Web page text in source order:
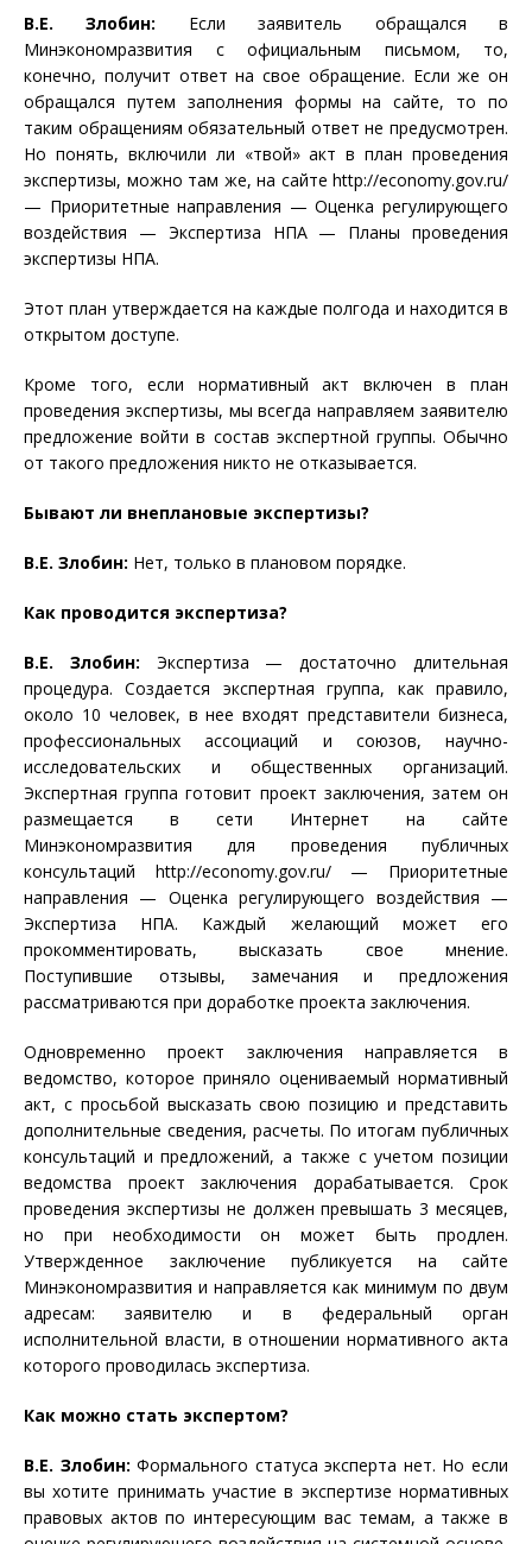
В.Е. Злобин: Если заявитель обращался в
Минэкономразвития с официальным письмом, то,
конечно, получит ответ на свое обращение. Если же он
обращался путем заполнения формы на сайте, то по
таким обращениям обязательный ответ не предусмотрен.
Но понять, включили ли «твой» акт в план проведения
экспертизы, можно там же, на сайте http://economy.gov.ru/
— Приоритетные направления — Оценка регулирующего
воздействия — Экспертиза НПА — Планы проведения
экспертизы НПА.
Этот план утверждается на каждые полгода и находится в
открытом доступе.
Кроме того, если нормативный акт включен в план
проведения экспертизы, мы всегда направляем заявителю
предложение войти в состав экспертной группы. Обычно
от такого предложения никто не отказывается.
Бывают ли внеплановые экспертизы?
В.Е. Злобин: Нет, только в плановом порядке.
Как проводится экспертиза?
В.Е. Злобин: Экспертиза — достаточно длительная
процедура. Создается экспертная группа, как правило,
около 10 человек, в нее входят представители бизнеса,
профессиональных ассоциаций и союзов, научно-
исследовательских и общественных организаций.
Экспертная группа готовит проект заключения, затем он
размещается в сети Интернет на сайте
Минэкономразвития для проведения публичных
консультаций http://economy.gov.ru/ — Приоритетные
направления — Оценка регулирующего воздействия —
Экспертиза НПА. Каждый желающий может его
прокомментировать, высказать свое мнение.
Поступившие отзывы, замечания и предложения
рассматриваются при доработке проекта заключения.
Одновременно проект заключения направляется в
ведомство, которое приняло оцениваемый нормативный
акт, с просьбой высказать свою позицию и представить
дополнительные сведения, расчеты. По итогам публичных
консультаций и предложений, а также с учетом позиции
ведомства проект заключения дорабатывается. Срок
проведения экспертизы не должен превышать 3 месяцев,
но при необходимости он может быть продлен.
Утвержденное заключение публикуется на сайте
Минэкономразвития и направляется как минимум по двум
адресам: заявителю и в федеральный орган
исполнительной власти, в отношении нормативного акта
которого проводилась экспертиза.
Как можно стать экспертом?
В.Е. Злобин: Формального статуса эксперта нет. Но если
вы хотите принимать участие в экспертизе нормативных
правовых актов по интересующим вас темам, а также в